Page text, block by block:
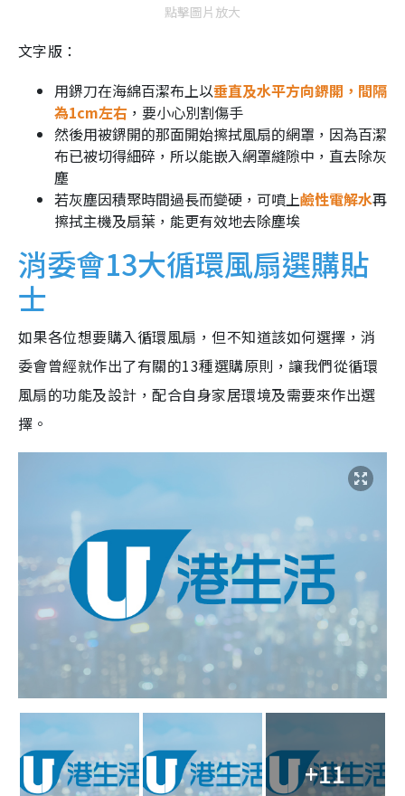
點擊圖片放大
文字版：
用鎅刀在海綿百潔布上以垂直及水平方向鎅開，間隔
為1cm左右 ，要小心別割傷手
然後用被鎅開的那面開始擦拭風扇的網罩，因為百潔
布已被切得細碎，所以能嵌入網罩縫隙中，直去除灰
塵
若灰塵因積聚時間過長而變硬，可噴上鹼性電解水再
擦拭主機及扇葉，能更有效地去除塵埃
消委會13大循環風扇選購貼
士
如果各位想要購入循環風扇，但不知道該如何選擇，消
委會曾經就作出了有關的13種選購原則，讓我們從循環
風扇的功能及設計，配合自身家居環境及需要來作出選
擇。
+11